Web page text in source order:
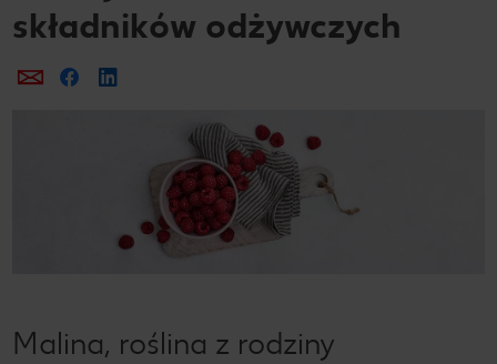
składników odżywczych
Prześlij e-mailem
Udostępnij na Facebooku
Malina, roślina z rodziny